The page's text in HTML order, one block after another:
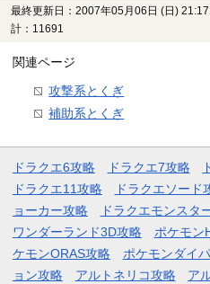
最終更新日：2007年05月06日 (日)
計：11691
関連ページ
攻撃系とくぎ
補助系とくぎ
ドラクエ6攻略 ドラクエ7攻略
ドラクエ11攻略
ドラクエソード
ョーカー攻略
ドラクエモンスタ
ワンダーランド3D攻略
ポケモン
ケモンORAS攻略
ポケモンダイ
ョン攻略
アルトネリコ攻略 ア